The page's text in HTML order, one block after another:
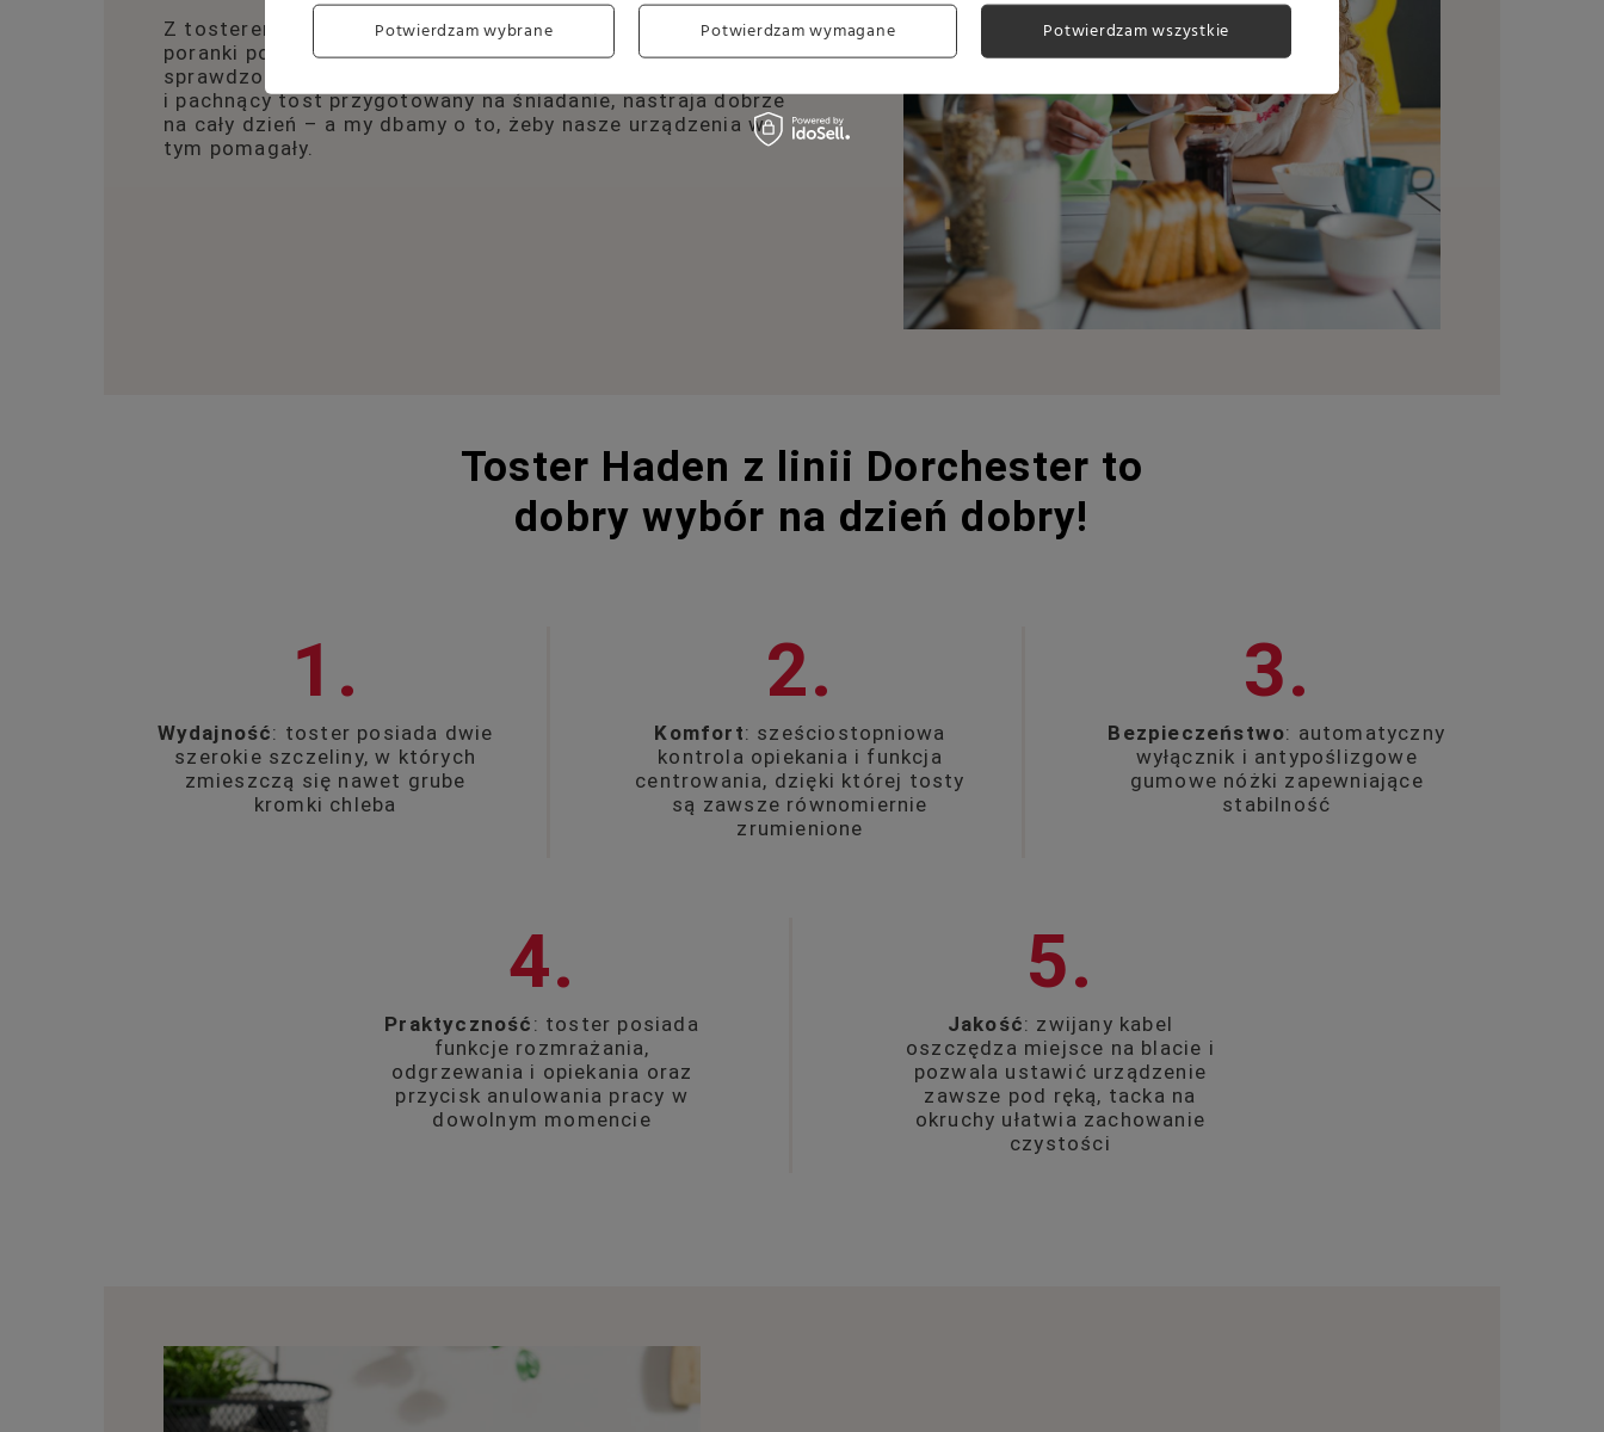
Z tosterem z linii Dorchester w swojej kuchni! Wiemy, że
poranki potrafią być intensywne – dlatego proponujemy
sprawdzone rozwiązania i szybką, intuicyjną obsługę. Ciepły
i pachnący tost przygotowany na śniadanie, nastraja dobrze
na cały dzień – a my dbamy o to, żeby nasze urządzenia w
tym pomagały.
Toster Haden z linii Dorchester to
dobry wybór na dzień dobry!
1.
Wydajność: toster posiada dwie
szerokie szczeliny, w których
zmieszczą się nawet grube
kromki chleba
2.
Komfort: sześciostopniowa
kontrola opiekania i funkcja
centrowania, dzięki której tosty
są zawsze równomiernie
zrumienione
3.
Bezpieczeństwo: automatyczny
wyłącznik i antypoślizgowe
gumowe nóżki zapewniające
stabilność
4.
Praktyczność : toster posiada
funkcje rozmrażania,
odgrzewania i opiekania oraz
przycisk anulowania pracy w
dowolnym momencie
5.
Jakość: zwijany kabel
oszczędza miejsce na blacie i
pozwala ustawić urządzenie
zawsze pod ręką, tacka na
okruchy ułatwia zachowanie
czystości
Potwierdzam wybrane Potwierdzam wymagane Potwierdzam wszystkie